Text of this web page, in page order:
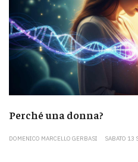
Perché una donna?
DOMENICO MARCELLO GERBASI SABATO 13